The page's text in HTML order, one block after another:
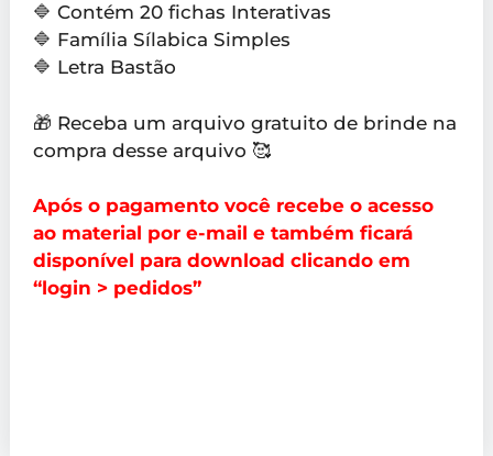
🔷 Contém 20 fichas Interativas
🔷 Família Sílabica Simples
🔷 Letra Bastão
🎁 Receba um arquivo gratuito de brinde na
compra desse arquivo 🥰
Após o pagamento você recebe o acesso
ao material por e-mail e também ficará
disponível para download clicando em
“login > pedidos”